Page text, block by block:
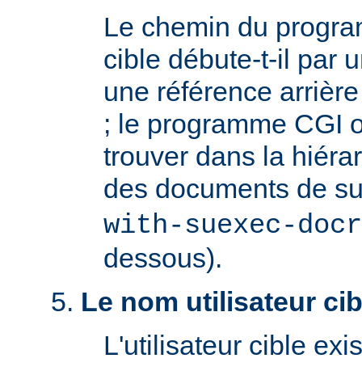
Le chemin du
cible débute-t-il par
une référence
; le programme CGI
trouver dans la
des documents de
with-suexec-
dessous).
Le nom utilisateur
L'utilisateur cible